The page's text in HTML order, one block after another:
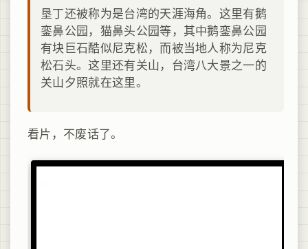
垦丁还被称为是台湾的天涯海角。这里有鹅
銮鼻公园，猫鼻头公园等，其中鹅銮鼻公园
有块巨石酷似尼克松，而被当地人称为尼克
松石头。这里还有关山，台湾八大景之一的
关山夕照就在这里。
看片，不废话了。